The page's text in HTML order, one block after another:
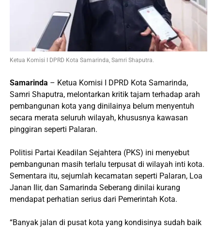
Ketua Komisi I DPRD Kota Samarinda, Samri Shaputra.
Samarinda – Ketua Komisi I DPRD Kota Samarinda,
Samri Shaputra, melontarkan kritik tajam terhadap arah
pembangunan kota yang dinilainya belum menyentuh
secara merata seluruh wilayah, khususnya kawasan
pinggiran seperti Palaran.
Politisi Partai Keadilan Sejahtera (PKS) ini menyebut
pembangunan masih terlalu terpusat di wilayah inti kota.
Sementara itu, sejumlah kecamatan seperti Palaran, Loa
Janan Ilir, dan Samarinda Seberang dinilai kurang
mendapat perhatian serius dari Pemerintah Kota.
“Banyak jalan di pusat kota yang kondisinya sudah baik